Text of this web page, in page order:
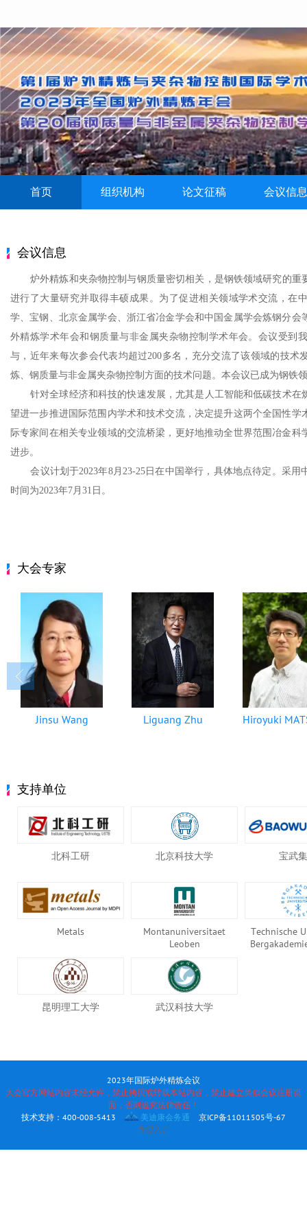
首页 组织机构 论文征稿 会议信息
会议信息
炉外精炼和夹杂物控制与钢质量密切相关，是钢铁领域研究的重
进行了大量研究并取得丰硕成果。为了促进相关领域学术交流，在
学、宝钢、北京金属学会、 浙江省冶金学会和中国金属学会炼钢分会
外精炼学术年会和钢质量与非金属夹杂物控制学术年会。会议受到
与，近年来每次参会代表均超过200多名，充分交流了该领域的技术
炼、钢质量与非金属夹杂物控制方面的技术问题。本会议已成为钢铁
针对全球经济和科技的快速发展，尤其是人工智能和低碳技术在
望进一步推进国际范围内学术和技术交流，决定提升这两个全国性学
际专家间在相关专业领域的交流桥梁，更好地推动全世界范围冶金科
进步。
会议计划于2023年8月 23-25 日在中国举行，具体地点待定。采
时间为2023年7月 31日。
大会专家
Jinsu Wang Liguang Zhu
支持单位
北科工研 北京科技大学 宝武
Metals
Montanuniversitaet
Leoben
Technische
昆明理工大学 武汉科技大学
2023年国际炉外精炼会议
大会官方网站内容未经允许，禁止拷贝或转载本站内容，禁止建立类似会议注册页
面，否则追究法律责任！
技术支持：400-008-5413
美迪康会务通
京ICP备11011505号-67
管理入口